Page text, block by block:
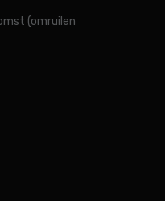
(omruilen